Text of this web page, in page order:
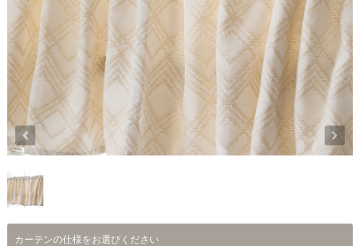
カーテンの仕様をお選びください